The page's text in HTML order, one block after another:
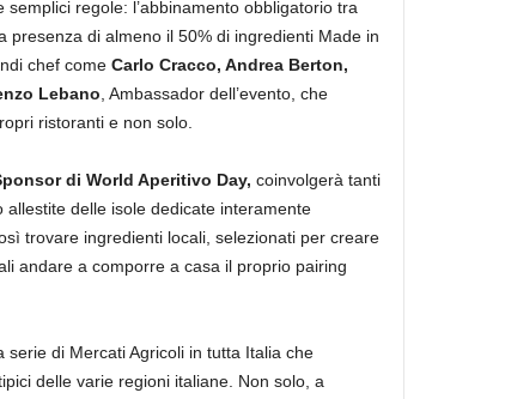
semplici regole: l’abbinamento obbligatorio tra
di almeno il 50% di ingredienti Made in
chef come Carlo Cracco, Andrea Berton,
Lebano , Ambassador dell’evento, che
ristoranti e non solo.
di World Aperitivo Day, coinvolgerà tanti
delle isole dedicate interamente
trovare ingredienti locali, selezionati per creare
andare a comporre a casa il proprio pairing
di Mercati Agricoli in tutta Italia che
delle varie regioni italiane. Non solo, a